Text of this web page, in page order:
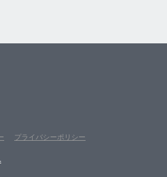
プライバシーポリシー